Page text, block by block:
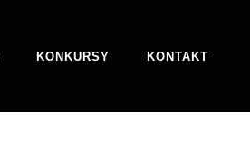
KONKURSY KONTAKT